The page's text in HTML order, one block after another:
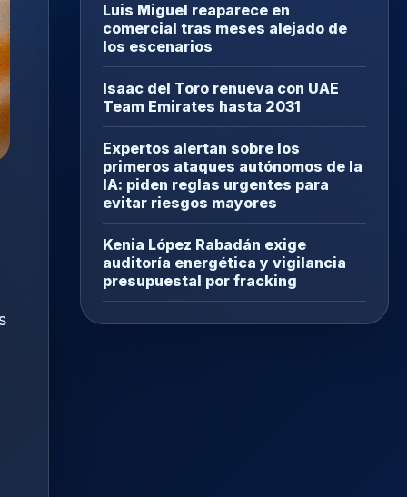
Luis Miguel reaparece en
comercial tras meses alejado de
los escenarios
Isaac del Toro renueva con UAE
Team Emirates hasta 2031
Expertos alertan sobre los
primeros ataques autónomos de la
IA: piden reglas urgentes para
evitar riesgos mayores
Kenia López Rabadán exige
auditoría energética y vigilancia
presupuestal por fracking